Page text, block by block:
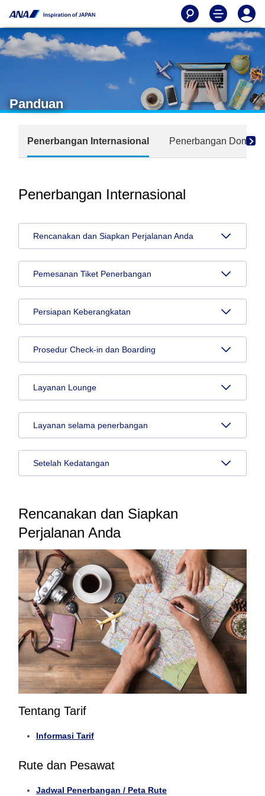
Panduan
Penerbangan Internasional Penerbangan
Penerbangan Internasional
Rencanakan dan Siapkan Perjalanan Anda
Pemesanan Tiket Penerbangan
Persiapan Keberangkatan
Prosedur Check-in dan Boarding
Layanan Lounge
Layanan selama penerbangan
Setelah Kedatangan
Rencanakan dan Siapkan
Perjalanan Anda
Tentang Tarif
Informasi Tarif
Rute dan Pesawat
Jadwal Penerbangan / Peta Rute